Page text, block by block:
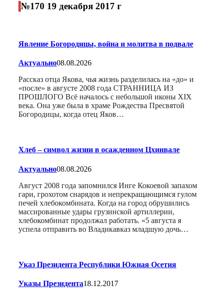
№170 19 декабря 2017 г
Явление Богородицы, война и молитва в подвале
Актуально08.08.2026
Рассказ отца Якова, чья жизнь разделилась на «до» и
«после» в августе 2008 года СТРАННИЦА ИЗ
ПРОШЛОГО Всё началось с небольшой иконы XIX
века. Она уже была в храме Рождества Пресвятой
Богородицы, когда отец Яков…
Хлеб – символ жизни в осажденном Цхинвале
Актуально08.08.2026
Август 2008 года запомнился Инге Кокоевой запахом
гари, грохотом снарядов и непрекращающимся гулом
печей хлебокомбината. Когда на город обрушились
массированные удары грузинской артиллерии,
хлебокомбинат продолжал работать. «5 августа я
успела отправить во Владикавказ младшую дочь…
Указ Президента Республики Южная Осетия
Указы Президента18.12.2017